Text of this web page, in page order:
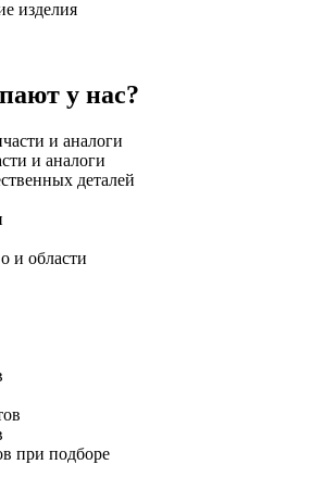
у нас?
и аналоги
деталей
и области
при подборе